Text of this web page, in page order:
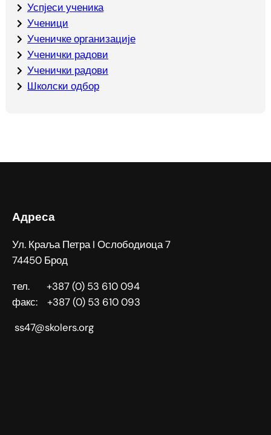
Успјеси ученика
Ученици
Ученичке организације
Ученички радови
Ученички радови
Школски одбор
Адреса
Ул. Краља Петра I Ослободиоца 7
74450 Брод
тел. +387 (0) 53 610 094
факс: +387 (0) 53 610 093
ss47@skolers.org